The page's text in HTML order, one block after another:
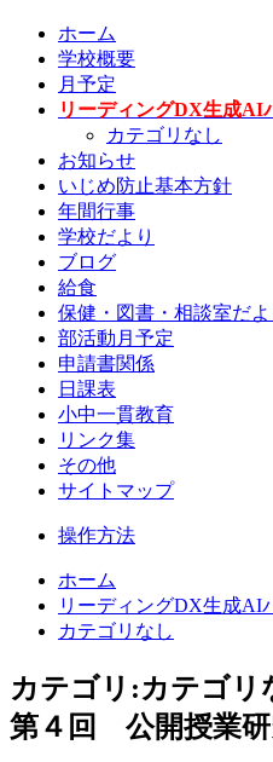
ホーム
学校概要
月予定
リーディングDX生成AI
カテゴリなし
お知らせ
いじめ防止基本方針
年間行事
学校だより
ブログ
給食
保健・図書・相談室だよ
部活動月予定
申請書関係
日課表
小中一貫教育
リンク集
その他
サイトマップ
操作方法
ホーム
リーディングDX生成AI
カテゴリなし
カテゴリ:カテゴリ
第４回 公開授業研